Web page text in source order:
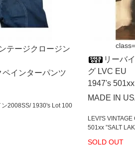
テージクロージン
インターパンツ
ン2008SS/ 1930's Lot 100
リーバ
グ LVC EU
1947's
MADE IN
LEVI'S
501xx ”SALT
SOLD OUT